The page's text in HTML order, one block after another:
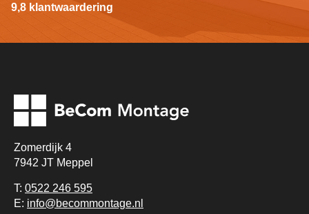
9,8 klantwaardering
Zomerdijk 4
7942 JT Meppel
T: 0522 246 595
E: info@becommontage.nl